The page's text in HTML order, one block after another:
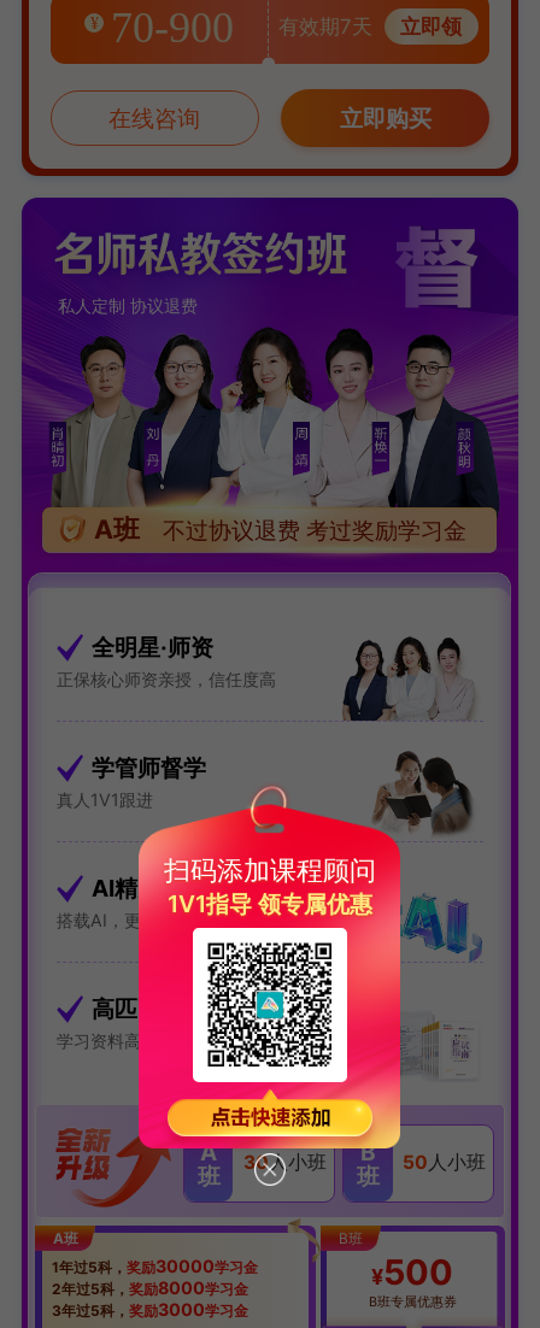
¥ 70-900 有效期7天 立即领
在线咨询 立即购买
私人定制 协议退费
A班 不过协议退费 考过奖励学习金
全明星·师资
正保核心师资亲授，信任度高
学管师督学
真人1V1跟进
AI精准学&AI大纲学
搭载AI，更提效
高匹配·全资料
学习资料高度匹配课程，分数爆炸式增长
A
班
30人小班
B
班
50 人小班
A班
1年过5科， 奖励30000学习金
2年过5科， 奖励8000学习金
3年过5科， 奖励3000学习金
B班
¥500
B班专属优惠券
扫码添加课程顾问
1V1指导 领专属优惠